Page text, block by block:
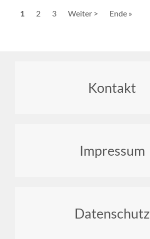
Aktuelle
1 Seite
2 Seite
3
Nächste
Weiter >
Letzte
Ende »
Kontakt
Impressum
Datenschutz